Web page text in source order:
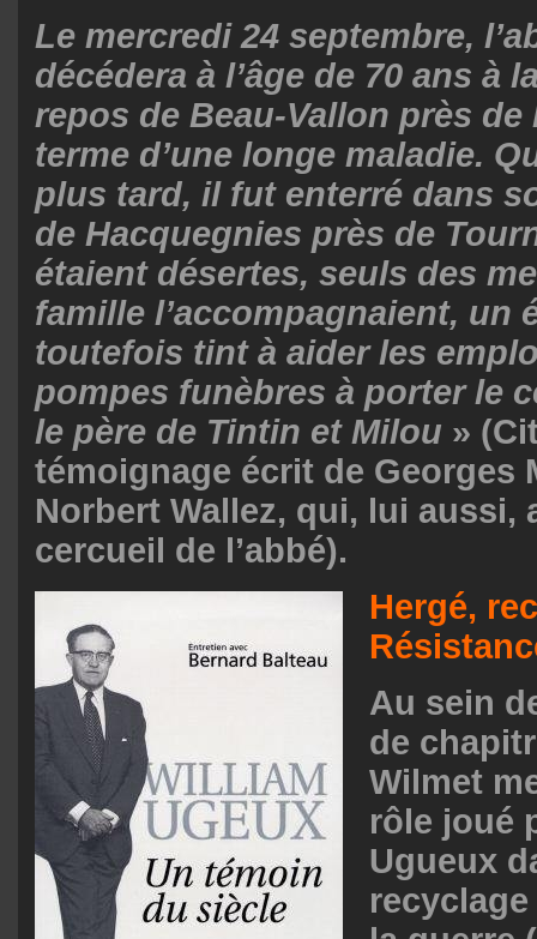
Le mercredi 24 septembre,
décédera à l’âge de 70 ans à
repos de Beau-Vallon près de
terme d’une longe maladie.
plus tard, il fut enterré dans
de Hacquegnies près de
étaient désertes, seuls des
famille l’accompagnaient, un
toutefois tint à aider les
pompes funèbres à porter le
le père de Tintin et Milou »
témoignage écrit de Georges
Norbert Wallez, qui, lui aussi,
cercueil de l’abbé).
Hergé,
Au sein
de
Wilmet
rôle joué
Ugueux